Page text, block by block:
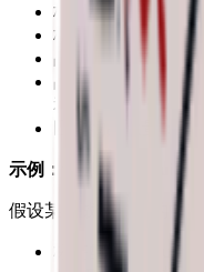
标签权重：该物品
标签总权重：战利
品质权重：该物品
品质总权重：战利
和
匹配物品数量：
示例：计算某个
假设某个战利品箱的配置
标签配置：